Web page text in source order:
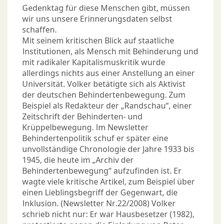
Gedenktag für diese Menschen gibt, müssen
wir uns unsere Erinnerungsdaten selbst
schaffen.
Mit seinem kritischen Blick auf staatliche
Institutionen, als Mensch mit Behinderung und
mit radikaler Kapitalismuskritik wurde
allerdings nichts aus einer Anstellung an einer
Universität. Volker betätigte sich als Aktivist
der deutschen Behindertenbewegung. Zum
Beispiel als Redakteur der „Randschau“, einer
Zeitschrift der Behinderten- und
Krüppelbewegung. Im Newsletter
Behindertenpolitik schuf er später eine
unvollständige Chronologie der Jahre 1933 bis
1945, die heute im „Archiv der
Behindertenbewegung“ aufzufinden ist. Er
wagte viele kritische Artikel, zum Beispiel über
einen Lieblingsbegriff der Gegenwart, die
Inklusion. (Newsletter Nr.22/2008) Volker
schrieb nicht nur: Er war Hausbesetzer (1982),